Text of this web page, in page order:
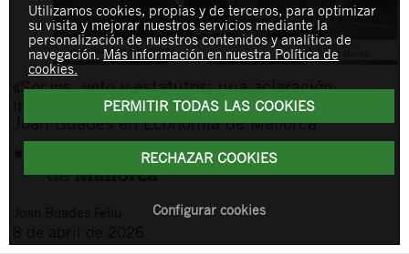
«Socios, voto y estatutos: una aclaración
importante del Supremo», nuevo artículo de
Joan Buades en Economía de Mallorca
8 de abril de 2026
Utilizamos cookies, propias y de terceros, para optimizar
su visita y mejorar nuestros servicios mediante la
personalización de nuestros contenidos y analítica de
navegación. Más información en nuestra Política de
cookies.
PERMITIR TODAS LAS COOKIES
RECHAZAR COOKIES
Configurar cookies